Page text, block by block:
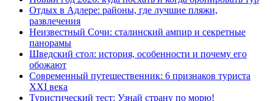
Отдых в Адлере: районы, где лучшие пляжи,
развлечения
Неизвестный Сочи: сталинский ампир и секретные
панорамы
Шведский стол: история, особенности и почему его
обожают
Современный путешественник: 6 признаков туриста
XXI века
Туристический тест: Узнай страну по морю!